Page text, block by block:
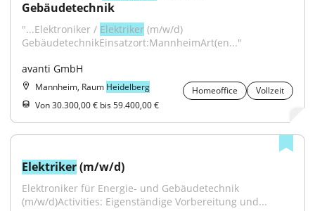
Gebäudetechnik
"...Elektroniker / Elektriker (m/w/d)
GebäudetechnikEinsatzort:MannheimArt(en..."
avanti GmbH
Mannheim, Raum Heidelberg Homeoffice
Vollzeit
Von 30.300,00 € bis 59.400,00 €
Elektriker (m/w/d)
Elektroniker für Energie- und Gebäudetechnik
(m/w/d)Activities: Eigenständige Vorbereitung und...